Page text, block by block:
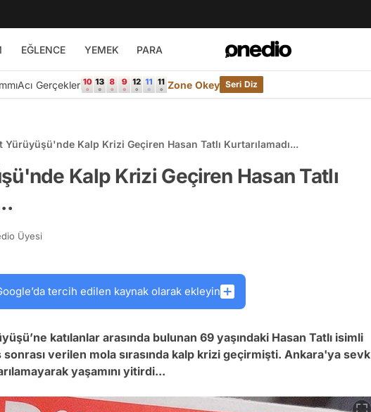
EĞLENCE YEMEK PARA
Acı Gerçekler Zone Okey Seri Diz
Yürüyüşü'nde Kalp Krizi Geçiren Hasan Tatlı Kurtarılamadı...
Kalp Krizi Geçiren Hasan Tatlı
Üyesi
tercih edilen kaynak olarak ekleyin
katılanlar arasında bulunan 69 yaşındaki Hasan Tatlı isimli
verilen mola sırasında kalp krizi geçirmişti. Ankara'ya sevk
yaşamını yitirdi...